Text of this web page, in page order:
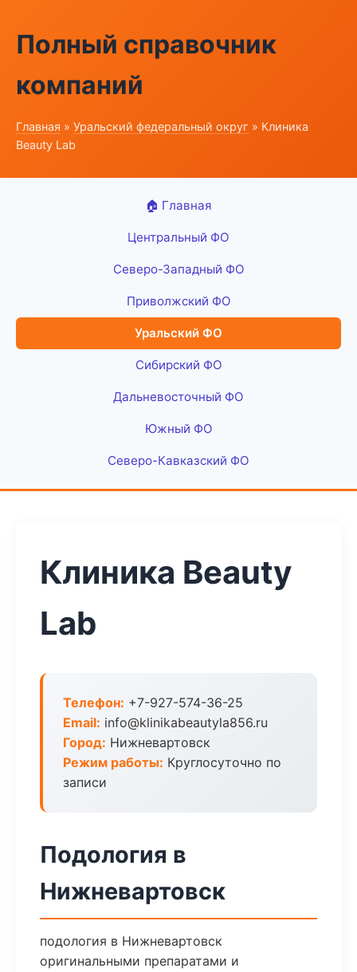
Полный справочник
компаний
Главная » Уральский федеральный округ » Клиника
Beauty Lab
🏠 Главная
Центральный ФО
Северо-Западный ФО
Приволжский ФО
Уральский ФО
Сибирский ФО
Дальневосточный ФО
Южный ФО
Северо-Кавказский ФО
Клиника Beauty
Lab
Телефон: +7-927-574-36-25
Email: info@klinikabeautyla856.ru
Город: Нижневартовск
Режим работы: Круглосуточно по
записи
Подология в
Нижневартовск
подология в Нижневартовск
оригинальными препаратами и